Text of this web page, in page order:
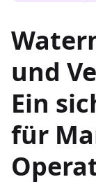
und
Ein
für